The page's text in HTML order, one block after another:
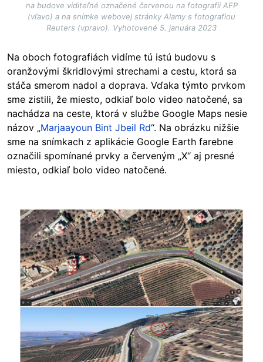
na budove viditeľné označené červenou na fotografii AFP
(vľavo) a na snímke webovej stránky Alamy s fotografiou
Reuters (vpravo). Vyhotovené 5. januára 2023
Na oboch fotografiách vidíme tú istú budovu s
oranžovými škridlovými strechami a cestu, ktorá sa
stáča smerom nadol a doprava. Vďaka týmto prvkom
sme zistili, že miesto, odkiaľ bolo video natočené, sa
nachádza na ceste, ktorá v službe Google Maps nesie
názov „Marjaayoun Bint Jbeil Rd“. Na obrázku nižšie
sme na snímkach z aplikácie Google Earth farebne
označili spomínané prvky a červeným „X“ aj presné
miesto, odkiaľ bolo video natočené.
Image